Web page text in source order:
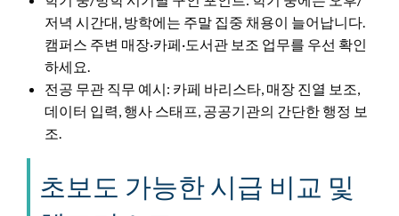
저녁 시간대, 방학에는 주말 집중 채용이 늘어납니다.
캠퍼스 주변 매장·카페·도서관 보조 업무를 우선 확인
하세요.
전공 무관 직무 예시: 카페 바리스타, 매장 진열 보조,
데이터 입력, 행사 스태프, 공공기관의 간단한 행정 보
조.
초보도 가능한 시급 비교 및